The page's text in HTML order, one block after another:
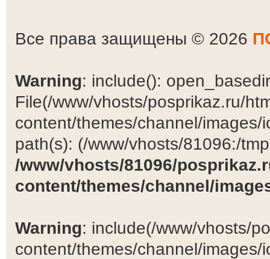
Все права защищены © 2026
Warning: include():
File(/www/vhosts/posprikaz.ru/
content/themes/channel/
path(s): (/www/vhosts/81096:/
/www/vhosts/81096/
content/themes/channel/
Warning: include(/www/vhosts/
content/themes/channel/